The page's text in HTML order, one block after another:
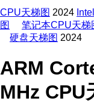
CPU天梯图 2024
图
笔记本CPU天梯
硬盘天梯图 2024
ARM
MHz CPU